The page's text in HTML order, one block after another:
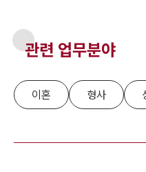
관련 업무분야
이혼 형사